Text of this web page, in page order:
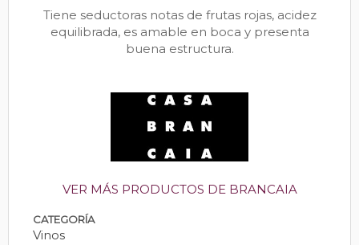
Tiene seductoras notas de frutas rojas, acidez
equilibrada, es amable en boca y presenta
buena estructura.
VER MÁS PRODUCTOS DE BRANCAIA
CATEGORÍA
Vinos